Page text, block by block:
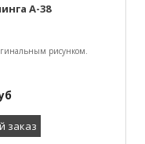
A-38
рисунком.
заказ